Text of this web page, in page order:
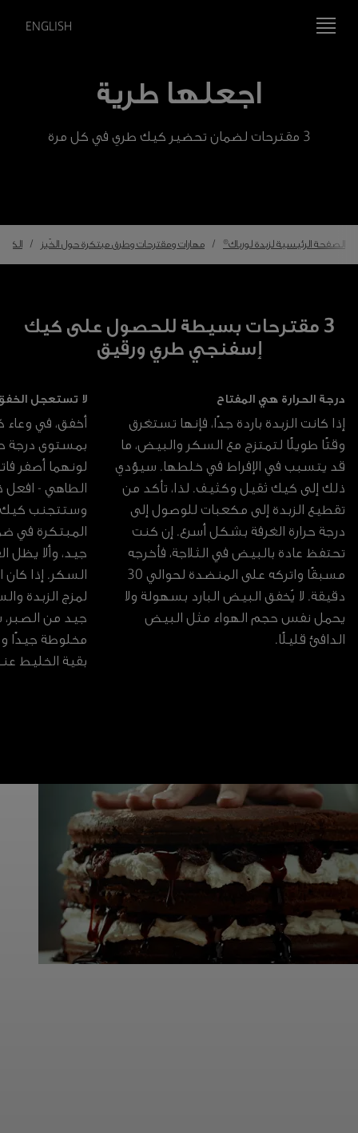
ENGLISH
اجعلها طرية
3 مقترحات لضمان تحضير كيك طري في كل مرة
الصفحة الرئيسية لزبدة لورباك® مهارات ومقترحات وطرق مبتكرة حول الخَبز
3 مقترحات بسيطة للحصول على كيك
إسفنجي طري ورقيق
درجة الحرارة هي المفتاح
إذا كانت الزبدة باردة جدًا، فإنها تستغرق
وقتًا طويلًا لتمتزج مع السكر والبيض، ما
قد يتسبب في الإفراط في خلطها. سيؤدي
ذلك إلى كيك ثقيل وكثيف. لذا، تأكد من
تقطيع الزبدة إلى مكعبات للوصول إلى
درجة حرارة الغرفة بشكل أسرع. إن كنت
تحتفظ عادة بالبيض في الثلاجة، فأخرجه
مسبقًا واتركه على المنضدة لحوالي 30
دقيقة. لا يُخفق البيض البارد بسهولة ولا
يحمل نفس حجم الهواء مثل البيض
الدافئ قليلًا.
لا تستعجل
أخفق، في وعاء
بمستوى درجة
لونهما أصفر
الطاهي -
وستتجنب كيك
المبتكرة في
جيد، وألا يظل
السكر. إذا كان
لمزج الزبدة
جيد من
مخلوطة جيدًا
بقية الخليط